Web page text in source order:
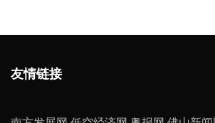
友情链接